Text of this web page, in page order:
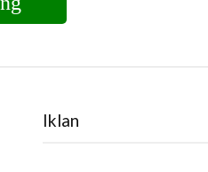
Iklan